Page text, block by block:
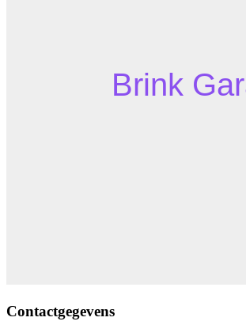
Contactgegevens